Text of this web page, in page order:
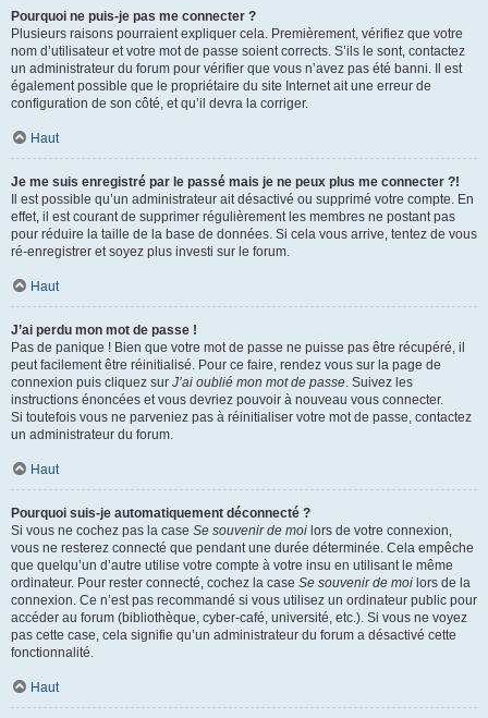
Pourquoi ne puis-je pas me connecter ?
Plusieurs raisons pourraient expliquer cela. Premièrement, vérifiez que votre
nom d’utilisateur et votre mot de passe soient corrects. S’ils le sont, contactez
un administrateur du forum pour vérifier que vous n’avez pas été banni. Il est
également possible que le propriétaire du site Internet ait une erreur de
configuration de son côté, et qu’il devra la corriger.
Haut
Je me suis enregistré par le passé mais je ne peux plus me connecter ?!
Il est possible qu’un administrateur ait désactivé ou supprimé votre compte. En
effet, il est courant de supprimer régulièrement les membres ne postant pas
pour réduire la taille de la base de données. Si cela vous arrive, tentez de vous
ré-enregistrer et soyez plus investi sur le forum.
Haut
J’ai perdu mon mot de passe !
Pas de panique ! Bien que votre mot de passe ne puisse pas être récupéré, il
peut facilement être réinitialisé. Pour ce faire, rendez vous sur la page de
connexion puis cliquez sur J’ai oublié mon mot de passe. Suivez les
instructions énoncées et vous devriez pouvoir à nouveau vous connecter.
Si toutefois vous ne parveniez pas à réinitialiser votre mot de passe, contactez
un administrateur du forum.
Haut
Pourquoi suis-je automatiquement déconnecté ?
Si vous ne cochez pas la case Se souvenir de moi lors de votre connexion,
vous ne resterez connecté que pendant une durée déterminée. Cela empêche
que quelqu’un d’autre utilise votre compte à votre insu en utilisant le même
ordinateur. Pour rester connecté, cochez la case Se souvenir de moi lors de la
connexion. Ce n’est pas recommandé si vous utilisez un ordinateur public pour
accéder au forum (bibliothèque, cyber-café, université, etc.). Si vous ne voyez
pas cette case, cela signifie qu’un administrateur du forum a désactivé cette
fonctionnalité.
Haut